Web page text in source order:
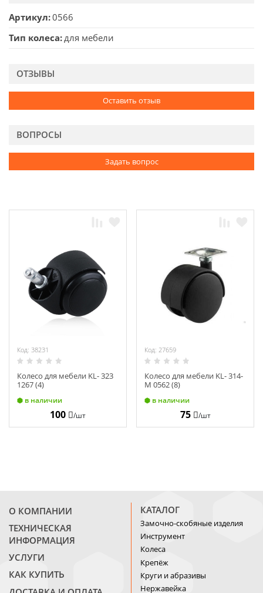
Артикул 0566
Тип колеса для мебели
ОТЗЫВЫ
Оставить отзыв
ВОПРОСЫ
Задать вопрос
Код: 38231
Колесо для мебели KL- 323
1267 (4)
в наличии
100 /шт
Код: 27659
Колесо для мебели KL- 314-
М 0562 (8)
в наличии
75 /шт
О КОМПАНИИ
ТЕХНИЧЕСКАЯ
ИНФОРМАЦИЯ
УСЛУГИ
КАК КУПИТЬ
КАТАЛОГ
Замочно-скобяные изделия
Инструмент
Колеса
Крепёж
Круги и абразивы
Нержавейка